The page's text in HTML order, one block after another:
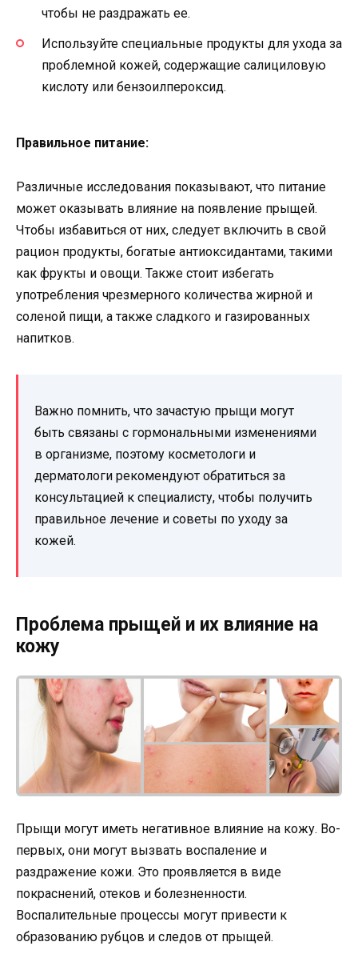
чтобы не раздражать ее.
Используйте специальные продукты для ухода за
проблемной кожей, содержащие салициловую
кислоту или бензоилпероксид.
Правильное питание:
Различные исследования показывают, что питание
может оказывать влияние на появление прыщей.
Чтобы избавиться от них, следует включить в свой
рацион продукты, богатые антиоксидантами, такими
как фрукты и овощи. Также стоит избегать
употребления чрезмерного количества жирной и
соленой пищи, а также сладкого и газированных
напитков.
Важно помнить, что зачастую прыщи могут
быть связаны с гормональными изменениями
в организме, поэтому косметологи и
дерматологи рекомендуют обратиться за
консультацией к специалисту, чтобы получить
правильное лечение и советы по уходу за
кожей.
Проблема прыщей и их влияние на
кожу
Прыщи могут иметь негативное влияние на кожу. Во-
первых, они могут вызвать воспаление и
раздражение кожи. Это проявляется в виде
покраснений, отеков и болезненности.
Воспалительные процессы могут привести к
образованию рубцов и следов от прыщей.